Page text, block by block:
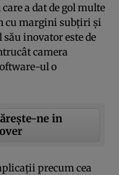
a dat de gol multe
cu margini subţiri şi
inovator este de
camera
ul o
ne in
precum cea